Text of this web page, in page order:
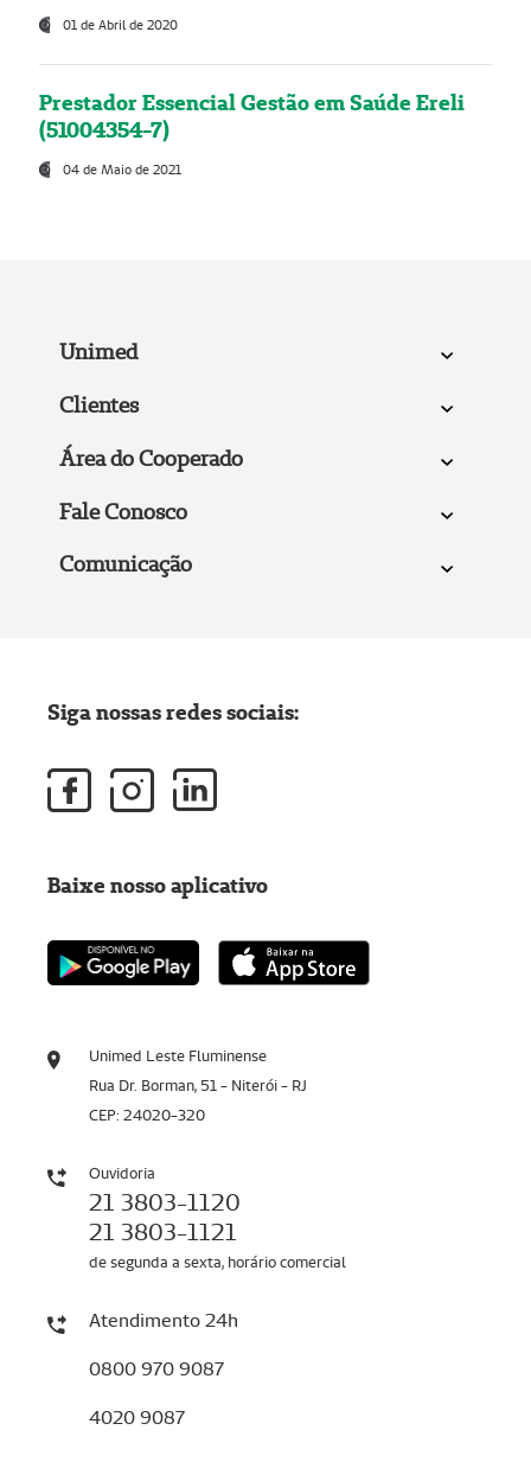
01 de Abril de 2020
Prestador Essencial Gestão em Saúde Ereli
(51004354-7)
04 de Maio de 2021
Unimed
Clientes
Área do Cooperado
Fale Conosco
Comunicação
Unimed Leste Fluminense
Rua Dr. Borman, 51 - Niterói - RJ
CEP: 24020-320
Ouvidoria
21 3803-1120
21 3803-1121
de segunda a sexta, horário comercial
Atendimento 24h
0800 970 9087
4020 9087
Siga nossas redes sociais:
Baixe nosso aplicativo